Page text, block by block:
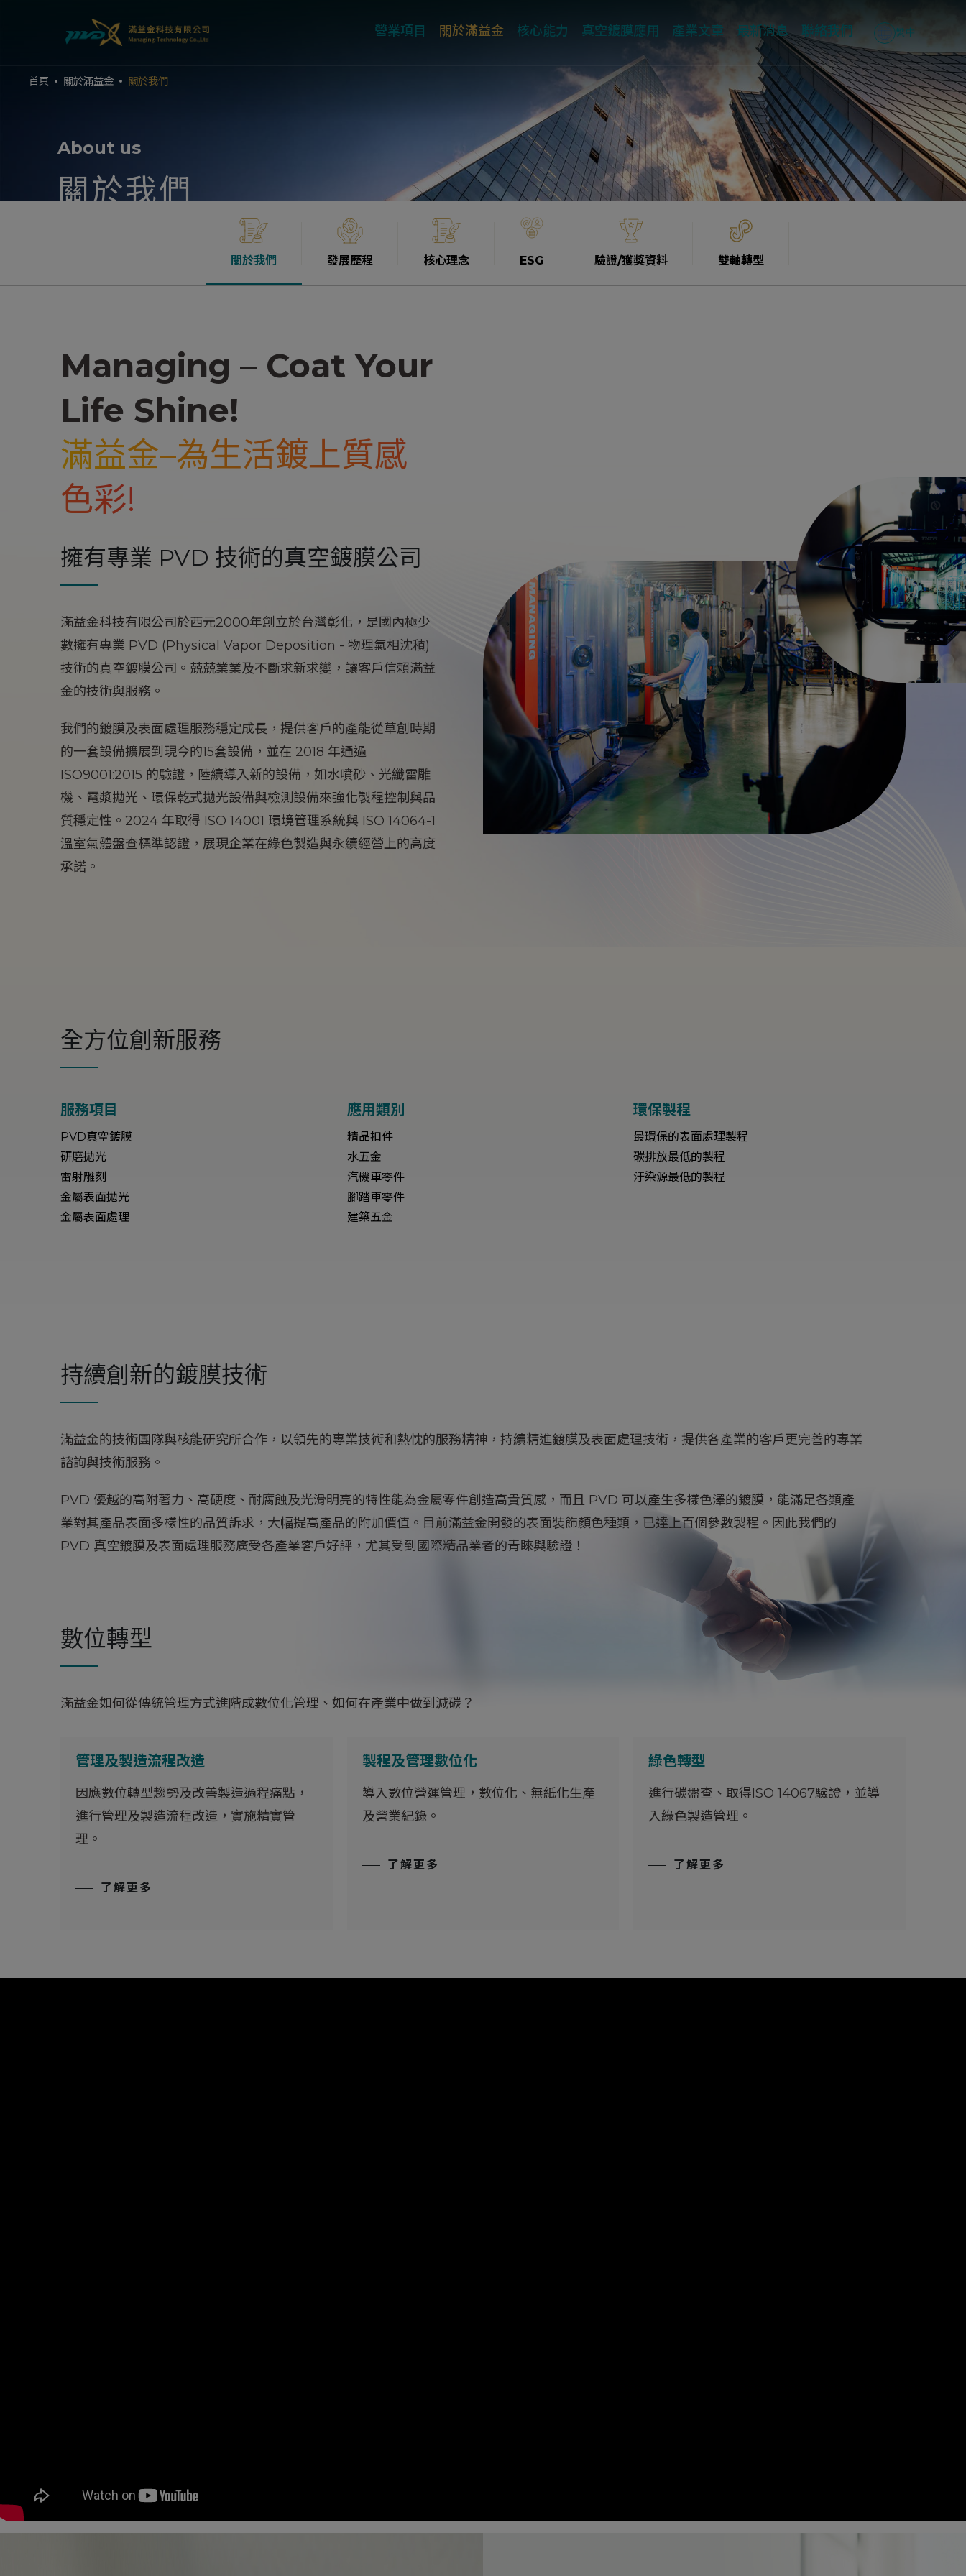
營業項目 關於滿益金 核心能力 真空鍍膜應用 產業文章 最新消息 聯絡我們 繁中
首頁 關於滿益金 關於我們
About us
關於我們
關於我們 發展歷程 核心理念 ESG 驗證/獲獎資料 雙軸轉型
Managing – Coat Your
Life Shine!
滿益金–為生活鍍上質感
色彩!
擁有專業 PVD 技術的真空鍍膜公司
滿益金科技有限公司於西元2000年創立於台灣彰化，是國內極少
數擁有專業 PVD (Physical Vapor Deposition - 物理氣相沈積)
技術的真空鍍膜公司。兢兢業業及不斷求新求變，讓客戶信賴滿益
金的技術與服務。
我們的鍍膜及表面處理服務穩定成長，提供客戶的產能從草創時期
的一套設備擴展到現今的15套設備，並在 2018 年通過
ISO9001:2015 的驗證，陸續導入新的設備，如水噴砂、光纖雷雕
機、電漿拋光、環保乾式拋光設備與檢測設備來強化製程控制與品
質穩定性。2024 年取得 ISO 14001 環境管理系統與 ISO 14064-1
溫室氣體盤查標準認證，展現企業在綠色製造與永續經營上的高度
承諾。
全方位創新服務
服務項目
PVD真空鍍膜
研磨拋光
雷射雕刻
金屬表面拋光
金屬表面處理
應用類別
精品扣件
水五金
汽機車零件
腳踏車零件
建築五金
環保製程
最環保的表面處理製程
碳排放最低的製程
汙染源最低的製程
持續創新的鍍膜技術
滿益金的技術團隊與核能研究所合作，以領先的專業技術和熱忱的服務精神，持續精進鍍膜及表面處理技術，提供各產業的客戶更完善的專業
諮詢與技術服務。
PVD 優越的高附著力、高硬度、耐腐蝕及光滑明亮的特性能為金屬零件創造高貴質感，而且 PVD 可以產生多樣色澤的鍍膜，能滿足各類產
業對其產品表面多樣性的品質訴求，大幅提高產品的附加價值。目前滿益金開發的表面裝飾顏色種類，已達上百個參數製程。因此我們的
PVD 真空鍍膜及表面處理服務廣受各產業客戶好評，尤其受到國際精品業者的青睞與驗證！
數位轉型
滿益金如何從傳統管理方式進階成數位化管理、如何在產業中做到減碳？
管理及製造流程改造
因應數位轉型趨勢及改善製造過程痛點，
進行管理及製造流程改造，實施精實管
理。
了解更多
製程及管理數位化
導入數位營運管理，數位化、無紙化生產
及營業紀錄。
了解更多
綠色轉型
進行碳盤查、取得ISO 14067驗證，並導
入綠色製造管理。
了解更多